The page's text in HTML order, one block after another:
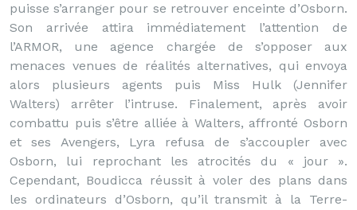
puisse s’arranger pour se retrouver enceinte d’Osborn.
Son arrivée attira immédiatement l’attention de
l’ARMOR, une agence chargée de s’opposer aux
menaces venues de réalités alternatives, qui envoya
alors plusieurs agents puis Miss Hulk (Jennifer
Walters) arrêter l’intruse. Finalement, après avoir
combattu puis s’être alliée à Walters, affronté Osborn
et ses Avengers, Lyra refusa de s’accoupler avec
Osborn, lui reprochant les atrocités du « jour ».
Cependant, Boudicca réussit à voler des plans dans
les ordinateurs d’Osborn, qu’il transmit à la Terre-